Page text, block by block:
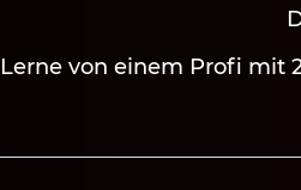
Lerne von einem Profi mit